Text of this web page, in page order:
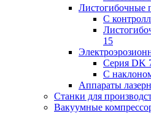
Листогибочные
С
15
Серия DK
С
Аппараты
Станки для
Вакуумные